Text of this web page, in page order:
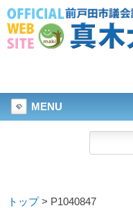
MENU
トップ> P1040847